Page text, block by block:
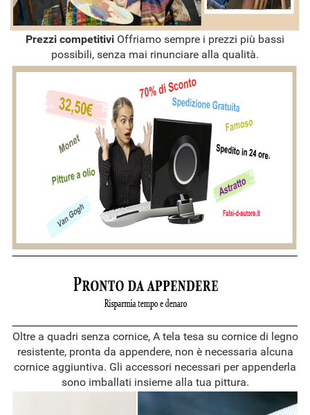
Prezzi competitivi Offriamo sempre i prezzi più bassi
possibili, senza mai rinunciare alla qualità.
Oltre a quadri senza cornice, A tela tesa su cornice di legno
resistente, pronta da appendere, non è necessaria alcuna
cornice aggiuntiva. Gli accessori necessari per appenderla
sono imballati insieme alla tua pittura.